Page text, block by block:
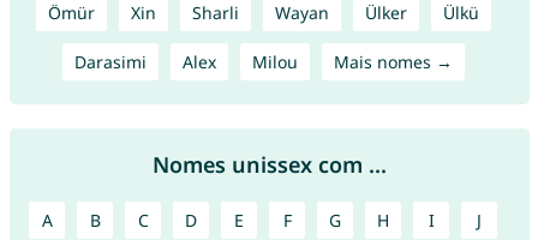
Ömür Xin Sharli Wayan Ülker Ülkü
Darasimi Alex Milou Mais nomes →
Nomes unissex com ...
A B C D E F G H I J